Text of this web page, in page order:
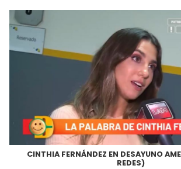
CINTHIA FERNÁNDEZ EN DESAYUNO
REDES)